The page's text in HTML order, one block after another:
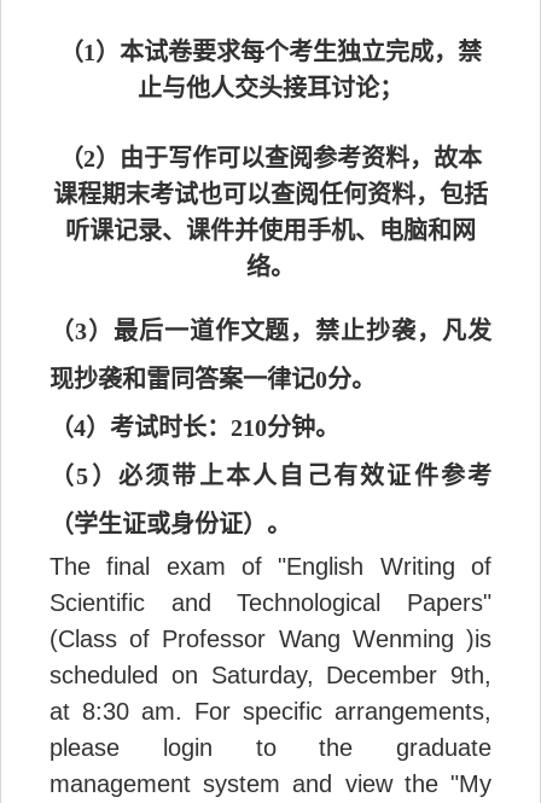
（1）本试卷要求每个考生独立完成，禁
止与他人交头接耳讨论；
（2）由于写作可以查阅参考资料，故本
课程期末考试也可以查阅任何资料，包括
听课记录、课件并使用手机、电脑和网
络。
（3）最后一道作文题，禁止抄袭，凡发
现抄袭和雷同答案一律记0分。
（4）考试时长：210分钟。
（5） 必须带上本人自己有效证件参考
（学生证或身份证）。
The final exam of "English Writing of
Scientific and Technological Papers"
(Class of Professor Wang Wenming )is
scheduled
on Saturday, December 9th,
at 8:30 am. For specific arrangements,
please login to the graduate
management system and view the "My